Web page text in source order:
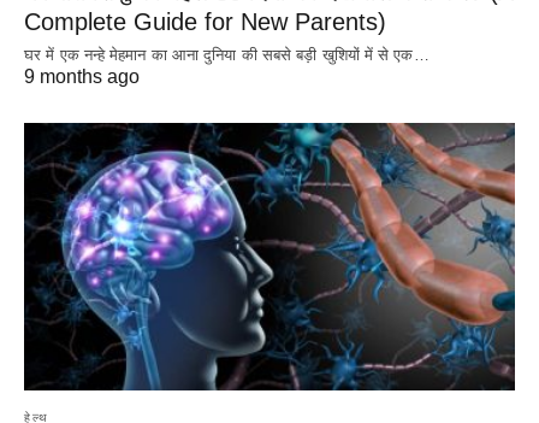
Complete Guide for New Parents)
घर में एक नन्हे मेहमान का आना दुनिया की सबसे बड़ी खुशियों में से एक…
9 months ago
हेल्थ